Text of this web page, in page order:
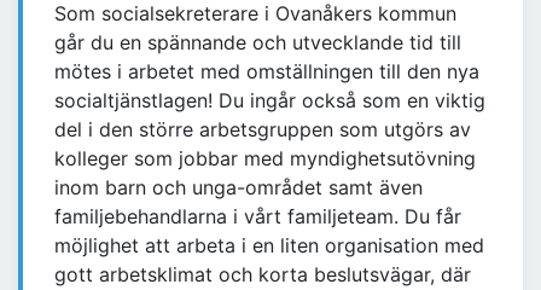
Som socialsekreterare i Ovanåkers kommun
går du en spännande och utvecklande tid till
mötes i arbetet med omställningen till den nya
socialtjänstlagen! Du ingår också som en viktig
del i den större arbetsgruppen som utgörs av
kolleger som jobbar med myndighetsutövning
inom barn och unga-området samt även
familjebehandlarna i vårt familjeteam. Du får
möjlighet att arbeta i en liten organisation med
gott arbetsklimat och korta beslutsvägar, där